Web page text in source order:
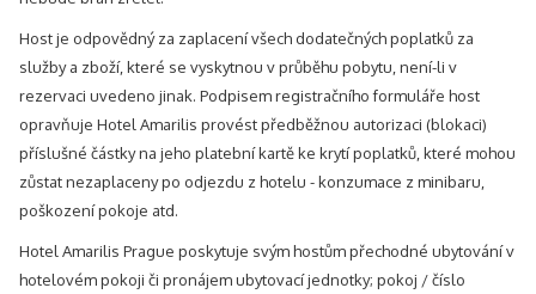
Host je odpovědný za zaplacení všech dodatečných poplatků za
služby a zboží, které se vyskytnou v průběhu pobytu, není-li v
rezervaci uvedeno jinak. Podpisem registračního formuláře host
opravňuje Hotel Amarilis provést předběžnou autorizaci (blokaci)
příslušné částky na jeho platební kartě ke krytí poplatků, které mohou
zůstat nezaplaceny po odjezdu z hotelu - konzumace z minibaru,
poškození pokoje atd.
Hotel Amarilis Prague poskytuje svým hostům přechodné ubytování v
hotelovém pokoji či pronájem ubytovací jednotky; pokoj / číslo